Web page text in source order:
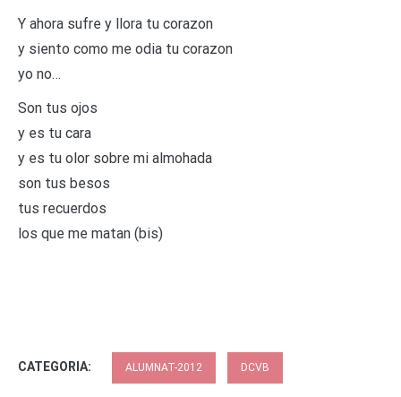
Y ahora sufre y llora tu corazon
y siento como me odia tu corazon
yo no…
Son tus ojos
y es tu cara
y es tu olor sobre mi almohada
son tus besos
tus recuerdos
los que me matan (bis)
CATEGORIA: ALUMNAT-2012 DCVB